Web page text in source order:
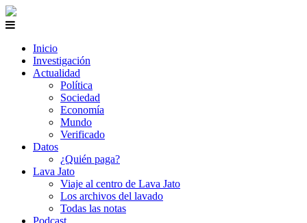
Inicio
Investigación
Actualidad
Política
Sociedad
Economía
Mundo
Verificado
Datos
¿Quién paga?
Lava Jato
Viaje al centro de Lava Jato
Los archivos del lavado
Todas las notas
Podcast